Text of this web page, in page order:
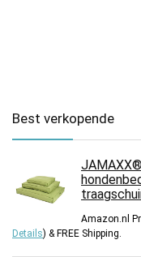
Best verkopende
Amazon.nl
Details) & FREE Shipping.